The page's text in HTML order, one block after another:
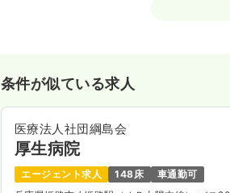
条件が似ている求人
医療法人社団綱島会
厚生病院
エージェント求人 148床
車通勤可